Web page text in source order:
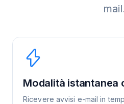
Modalità istantanea
Ricevere avvisi e-mail in